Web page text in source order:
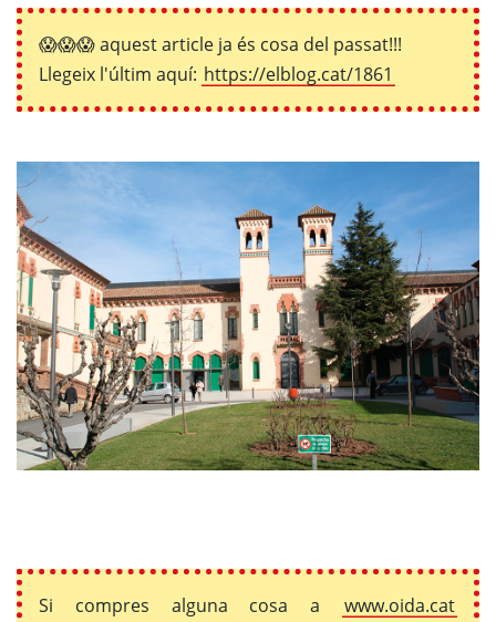
😱😱😱 aquest article ja és cosa del passat!!!
Llegeix l'últim aquí: https://elblog.cat/1861
Si compres alguna cosa a www.oida.cat